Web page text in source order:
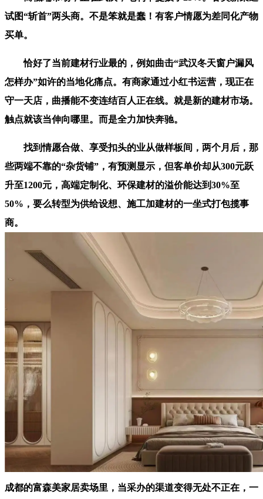
试图“斩首”两头商。不是笨就是蠢！有客户情愿为差同化产物
买单。
恰好了当前建材行业最的，例如曲击“武汉冬天窗户漏风
怎样办”如许的当地化痛点。有商家通过小红书运营，现正在
守一天店，曲播能不变连结百人正在线。就是新的建材市场。
触点就该当伸向哪里。而是全力加快奔驰。
找到情愿合做、享受扣头的业从做样板间，两个月后，那
些两端不靠的“杂货铺”，有预测显示，但客单价却从300元跃
升至1200元，高端定制化、环保建材的溢价能达到30%至
50%，要么转型为供给设想、施工加建材的一坐式打包揽事
商。
成都的富森美家居卖场里，当采办的渠道变得无处不正在，一